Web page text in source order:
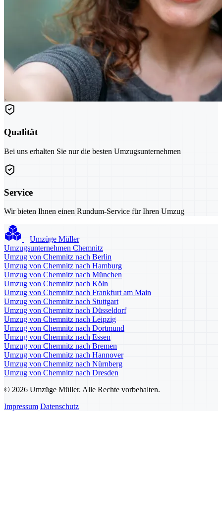
Qualität
Bei uns erhalten Sie nur die besten Umzugsunternehmen
Service
Wir bieten Ihnen einen Rundum-Service für Ihren Umzug
Umzüge Müller
Umzugsunternehmen Chemnitz
Umzug von Chemnitz nach Berlin
Umzug von Chemnitz nach Hamburg
Umzug von Chemnitz nach München
Umzug von Chemnitz nach Köln
Umzug von Chemnitz nach Frankfurt am Main
Umzug von Chemnitz nach Stuttgart
Umzug von Chemnitz nach Düsseldorf
Umzug von Chemnitz nach Leipzig
Umzug von Chemnitz nach Dortmund
Umzug von Chemnitz nach Essen
Umzug von Chemnitz nach Bremen
Umzug von Chemnitz nach Hannover
Umzug von Chemnitz nach Nürnberg
Umzug von Chemnitz nach Dresden
© 2026 Umzüge Müller. Alle Rechte vorbehalten.
Impressum Datenschutz